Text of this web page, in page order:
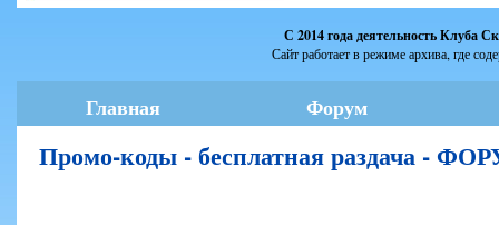
С 2014 года деятельность Клуба
Сайт работает в режиме архива, где
Главная Форум
Промо-коды - бесплатная раздача -